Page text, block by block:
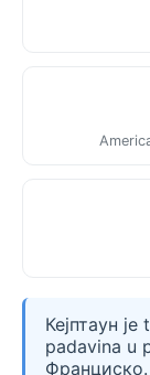
Кејптаун
padavina u
Франциско.